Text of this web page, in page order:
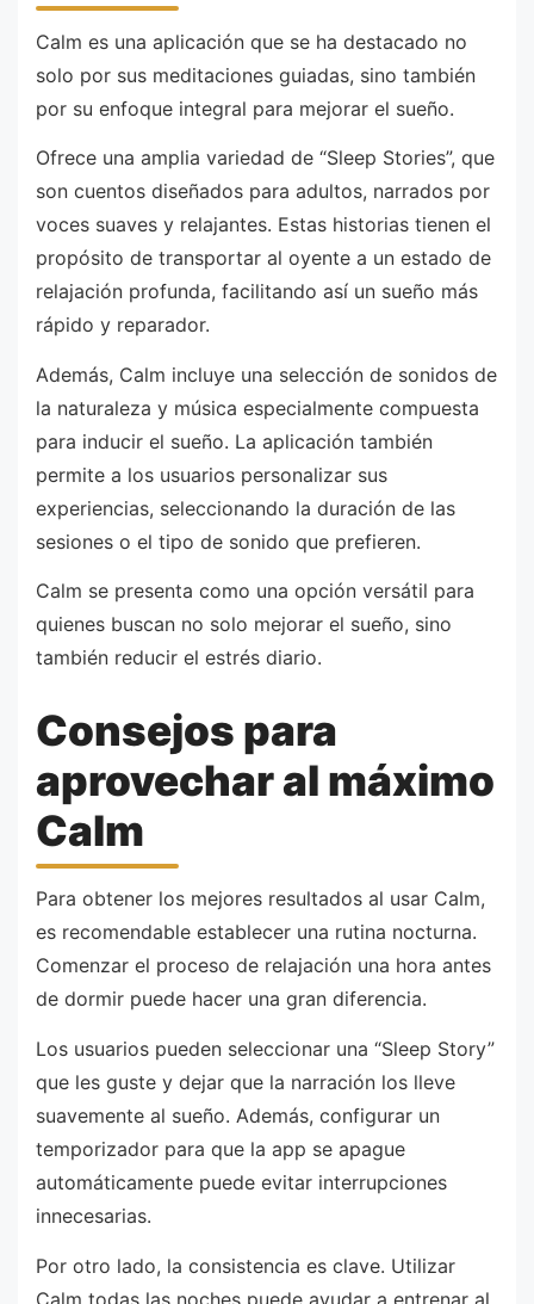
Calm es una aplicación que se ha destacado no
solo por sus meditaciones guiadas, sino también
por su enfoque integral para mejorar el sueño.
Ofrece una amplia variedad de “Sleep Stories”, que
son cuentos diseñados para adultos, narrados por
voces suaves y relajantes. Estas historias tienen el
propósito de transportar al oyente a un estado de
relajación profunda, facilitando así un sueño más
rápido y reparador.
Además, Calm incluye una selección de sonidos de
la naturaleza y música especialmente compuesta
para inducir el sueño. La aplicación también
permite a los usuarios personalizar sus
experiencias, seleccionando la duración de las
sesiones o el tipo de sonido que prefieren.
Calm se presenta como una opción versátil para
quienes buscan no solo mejorar el sueño, sino
también reducir el estrés diario.
Consejos para
aprovechar al máximo
Calm
Para obtener los mejores resultados al usar Calm,
es recomendable establecer una rutina nocturna.
Comenzar el proceso de relajación una hora antes
de dormir puede hacer una gran diferencia.
Los usuarios pueden seleccionar una “Sleep Story”
que les guste y dejar que la narración los lleve
suavemente al sueño. Además, configurar un
temporizador para que la app se apague
automáticamente puede evitar interrupciones
innecesarias.
Por otro lado, la consistencia es clave. Utilizar
Calm todas las noches puede ayudar a entrenar al